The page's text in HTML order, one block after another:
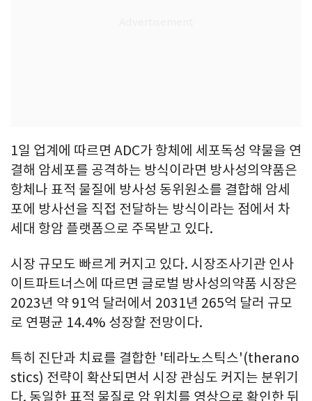
1일 업계에 따르면 ADC가 항체에 세포독성 약물을 연
결해 암세포를 공격하는 방식이라면 방사성의약품은
항체나 표적 물질에 방사성 동위원소를 결합해 암세
포에 방사선을 직접 전달하는 방식이라는 점에서 차
세대 항암 플랫폼으로 주목받고 있다.
시장 규모도 빠르게 커지고 있다. 시장조사기관 인사
이트파트너스에 따르면 글로벌 방사성의약품 시장은
2023년 약 91억 달러에서 2031년 265억 달러 규모
로 연평균 14.4% 성장할 전망이다.
특히 진단과 치료를 결합한 '테라노스틱스'(therano
stics) 전략이 확산되면서 시장 관심도 커지는 분위기
다. 동일한 표적 물질로 암 위치를 영상으로 확인한 뒤